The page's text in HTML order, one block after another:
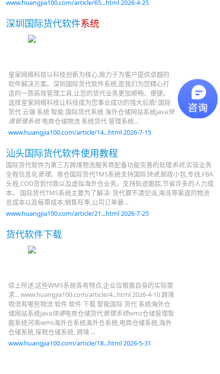
www.huangjia100.com/article/65...html 2026-4-25
深圳国际货代软件系统
皇家网络科技以科技创新为核心,致力于为客户提供卓越的
软件解决方案。深圳国际货代软件系统,是我们为您精心打
造的一款高效管理工具,让您的货代业务更加顺畅、便捷。
选择皇家网络科技让科技成为您事业成功的强大后盾! 国际
货代 云端 系统 智能 国际货代系统 海外仓储网站系统java快
递管理系统电商仓储物流 系统货代 管理系统...
www.huangjia100.com/article/14...html 2026-7-15
汕头国际货代软件使用教程
国际货代软件为第三方跨境物流服务商配备功能完善的处理系统,实现业务
全程信息化管理。易仓国际货代TMS系统支持国际快递,邮政小包,专线,FBA
头程,COD货到付款以及虚拟海外仓业务。支持轨迹跟踪,节省许多的人力成
本。 国际货代TMS系统主要为了解决: 货代算不清空派,海派等渠道的物流
总成本以及每票成本;销售旺季,公司订单暴...
www.huangjia100.com/article/21...html 2026-7-25
货代软件下载
综上所述,这些WMS系统各有特点,企业应根据自身的实际需
求... www.huangjia100.com/article/4...html 2026-4-10 跨境
物流有哪些物流 软件 软件 下载 智能国际 货代 系统海外仓
储网站系统java快递电商仓储货代管理系统wms仓储管理智
能系统河南wms海外仓系统海外仓系统,电商仓储系统,海外
仓储系统,保税仓储系统, 跨境 ...
www.huangjia100.com/article/18...html 2026-5-31